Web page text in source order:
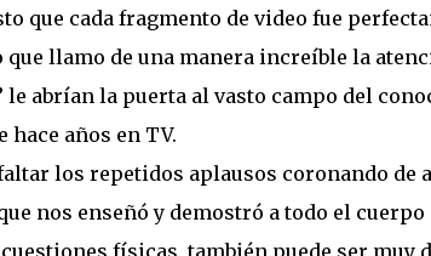
que cada fragmento de video fue
llamo de una manera increíble la
abrían la puerta al vasto campo del
años en TV.
los repetidos aplausos coronando de
nos enseñó y demostró a todo el cuerpo
físicas, también puede ser muy